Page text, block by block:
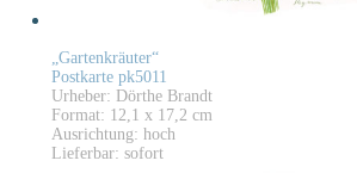
„Gartenkräuter“
Postkarte pk5011
Urheber: Dörthe Brandt
Format: 12,1 x 17,2 cm
Ausrichtung: hoch
Lieferbar: sofort